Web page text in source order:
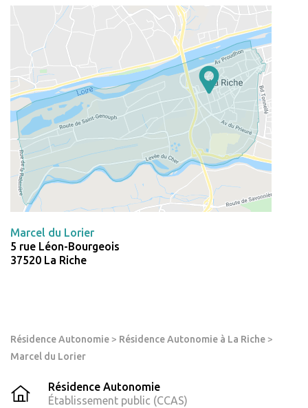
Résidence Autonomie > Résidence Autonomie à La Riche >
Marcel du Lorier
Résidence Autonomie
Établissement public (CCAS)
Marcel du Lorier
5 rue Léon-Bourgeois
37520 La Riche